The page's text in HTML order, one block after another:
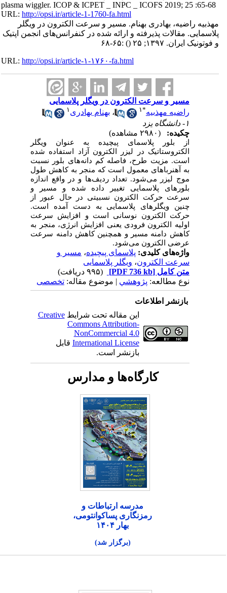
plasma wiggler. ICOP & ICPET _ INPC _ ICOFS 2019; 25 :65-68
URL:http://opsi.ir/article-1-1760-fa.html
مهذبیه راضیه، بهادری بهنام. مسیر و سرعت الکترون در ویگلر
پلاسمایی. مقالات پذیرفته و ارائه شده در کنفرانس‌های انجمن اپتیک
و فوتونیک ایران. ۱۳۹۷; ۲۵
() :۶۵-۶۸
URL:http://opsi.ir/article-۱-۱۷۶۰-fa.html
مسیر و سرعت الکترون در ویگلر پلاسمایی
راضیه مهذبیه
۱ ،بهنام بهادری۱
چکیده:
از بلور پلاسمای پیچیده به عنوان ویگلر
الکتروستاتیک در لیزر الکترون آزاد استفاده شده
است. مزیت طرح، فاصله کم دانه‌های بلور نسبت
به آهنرباهای معمول است که منجر به کاهش طول
موج لیزر می‌شود. تعداد ردیف‌ها و در واقع اندازه
بلورهای پلاسمایی تغییر داده شده و مسیر و
سرعت حرکت الکترون نسبیتی در حال عبور از
چنین ویگلرهای پلاسمایی به دست آمده است.
حرکت الکترون نوسانی است و افزایش سرعت
اولیه الکترون فرودی یعنی افزایش انرژی، منجر به
کاهش دامنه مسیر و همچنین کاهش دامنه سرعت
عرضی الکترون می‌شود.
واژه‌های کلیدی:پلاسمای پیچیده،مسیر و
سرعت الکترون،ویگلر پلاسمایی
متن کامل[PDF 736 kb]
نوع مطالعه:پژوهشي| موضوع مقاله:تخصصی
بازنشر اطلاعات
این مقاله تحت شرایطCreative
Commons Attribution-
NonCommercial 4.0
International Licenseقابل
بازنشر است.
کارگاه‌ها و مدارس
مدرسه ارتباطات و
رمزنگاری پساکوانتومی،
بهار ۱۴۰۴
(برگزار شد)